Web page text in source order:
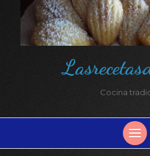
Cocina